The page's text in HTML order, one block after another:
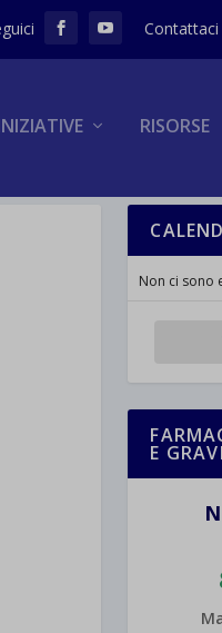
RISORSE
Non ci sono
E